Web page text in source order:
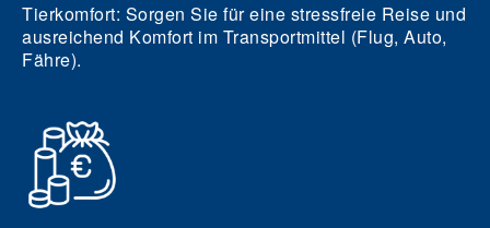
Tierkomfort: Sorgen Sie für eine stressfreie Reise und
ausreichend Komfort im Transportmittel (Flug, Auto,
Fähre).